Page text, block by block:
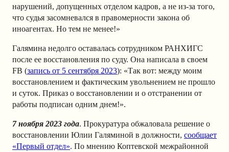
нарушений, допущенных отделом кадров, а не из-за того,
что судья засомневался в правомерности закона об
иноагентах. Но тем не менее!»
Галямина недолго оставалась сотрудником РАНХИГС
после ее восстановления по суду. Она написала в своем
FB (запись от 5 сентября 2023): «Так вот: между моим
восстановлением и фактическим увольнением не прошло
и суток. Приказ о восстановлении и о отстранении от
работы подписан одним днем!».
7 ноября 2023 года. Прокуратура обжаловала решение о
восстановлении Юлии Галяминой в должности, сообщает
«Первый отдел». По мнению Коптевской межрайонной